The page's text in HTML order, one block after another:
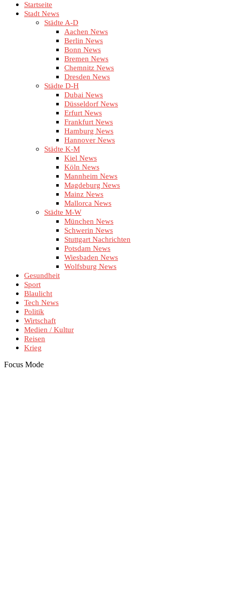
Startseite
Stadt News
Städte A-D
Aachen News
Berlin News
Bonn News
Bremen News
Chemnitz News
Dresden News
Städte D-H
Dubai News
Düsseldorf News
Erfurt News
Frankfurt News
Hamburg News
Hannover News
Städte K-M
Kiel News
Köln News
Mannheim News
Magdeburg News
Mainz News
Mallorca News
Städte M-W
München News
Schwerin News
Stuttgart Nachrichten
Potsdam News
Wiesbaden News
Wolfsburg News
Gesundheit
Sport
Blaulicht
Tech News
Politik
Wirtschaft
Medien / Kultur
Reisen
Krieg
Focus Mode